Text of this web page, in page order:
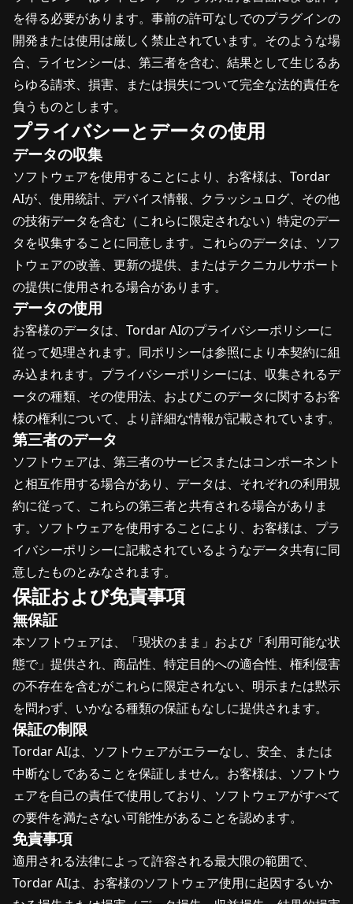
を得る必要があります。事前の許可なしでのプラグインの
開発または使用は厳しく禁止されています。そのような場
合、ライセンシーは、第三者を含む、結果として生じるあ
らゆる請求、損害、または損失について完全な法的責任を
負うものとします。
プライバシーとデータの使用
データの収集
ソフトウェアを使用することにより、お客様は、Tordar
AIが、使用統計、デバイス情報、クラッシュログ、その他
の技術データを含む（これらに限定されない）特定のデー
タを収集することに同意します。これらのデータは、ソフ
トウェアの改善、更新の提供、またはテクニカルサポート
の提供に使用される場合があります。
データの使用
お客様のデータは、Tordar AIのプライバシーポリシーに
従って処理されます。同ポリシーは参照により本契約に組
み込まれます。プライバシーポリシーには、収集されるデ
ータの種類、その使用法、およびこのデータに関するお客
様の権利について、より詳細な情報が記載されています。
第三者のデータ
ソフトウェアは、第三者のサービスまたはコンポーネント
と相互作用する場合があり、データは、それぞれの利用規
約に従って、これらの第三者と共有される場合がありま
す。ソフトウェアを使用することにより、お客様は、プラ
イバシーポリシーに記載されているようなデータ共有に同
意したものとみなされます。
保証および免責事項
無保証
本ソフトウェアは、「現状のまま」および「利用可能な状
態で」提供され、商品性、特定目的への適合性、権利侵害
の不存在を含むがこれらに限定されない、明示または黙示
を問わず、いかなる種類の保証もなしに提供されます。
保証の制限
Tordar AIは、ソフトウェアがエラーなし、安全、または
中断なしであることを保証しません。お客様は、ソフトウ
ェアを自己の責任で使用しており、ソフトウェアがすべて
の要件を満たさない可能性があることを認めます。
免責事項
適用される法律によって許容される最大限の範囲で、
Tordar AIは、お客様のソフトウェア使用に起因するいか